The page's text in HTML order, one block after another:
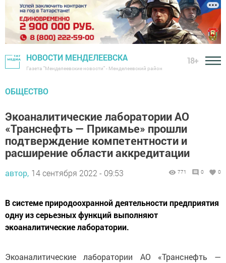
НОВОСТИ МЕНДЕЛЕЕВСКА
Газета "Менделеевские новости" - Менделеевский район
18+
ОБЩЕСТВО
Экоаналитические лаборатории АО
«Транснефть — Прикамье» прошли
подтверждение компетентности и
расширение области аккредитации
автор, 14 сентября 2022 - 09:53 771 0 0
В системе природоохранной деятельности предприятия
одну из серьезных функций выполняют
экоаналитические лаборатории.
Экоаналитические лаборатории АО «Транснефть —